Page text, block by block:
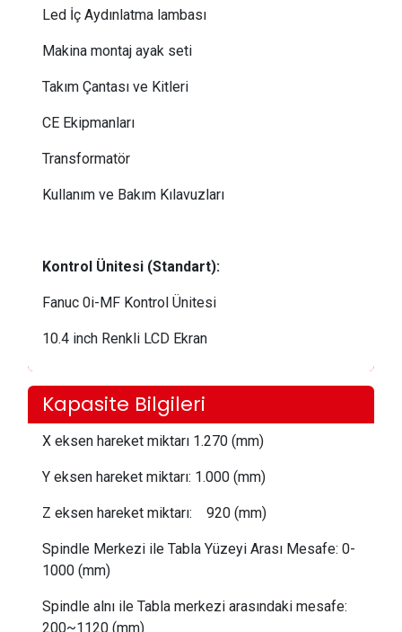
Led İç Aydınlatma lambası
Makina montaj ayak seti
Takım Çantası ve Kitleri
CE Ekipmanları
Transformatör
Kullanım ve Bakım Kılavuzları
Kontrol Ünitesi (Standart):
Fanuc 0i-MF Kontrol Ünitesi
10.4 inch Renkli LCD Ekran
Kapasite Bilgileri
X eksen hareket miktarı 1.270 (mm)
Y eksen hareket miktarı: 1.000 (mm)
Z eksen hareket miktarı:
    920
(mm)
Spindle Merkezi ile Tabla Yüzeyi Arası Mesafe: 0-
1000 (mm)
Spindle alnı ile Tabla merkezi arasındaki mesafe:
200~1120 (mm)